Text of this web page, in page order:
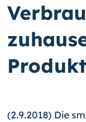
(2.9.2018) Die